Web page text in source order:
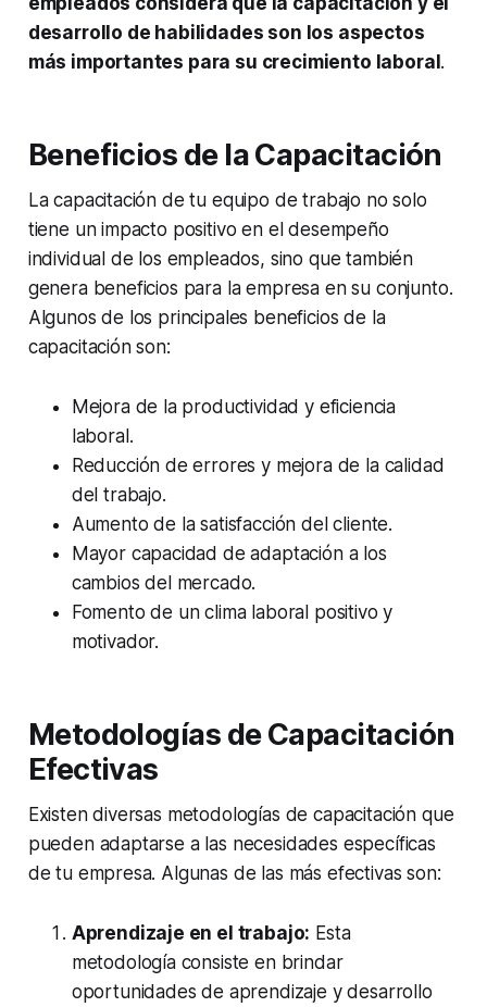
desarrollo de habilidades son los aspectos
más importantes para su crecimiento laboral.
Beneficios de la Capacitación
La capacitación de tu equipo de trabajo no solo
tiene un impacto positivo en el desempeño
individual de los empleados, sino que también
genera beneficios para la empresa en su conjunto.
Algunos de los principales beneficios de la
capacitación son:
Mejora de la productividad y eficiencia
laboral.
Reducción de errores y mejora de la calidad
del trabajo.
Aumento de la satisfacción del cliente.
Mayor capacidad de adaptación a los
cambios del mercado.
Fomento de un clima laboral positivo y
motivador.
Metodologías de Capacitación
Efectivas
Existen diversas metodologías de capacitación que
pueden adaptarse a las necesidades específicas
de tu empresa. Algunas de las más efectivas son:
Aprendizaje en el trabajo: Esta
metodología consiste en brindar
oportunidades de aprendizaje y desarrollo